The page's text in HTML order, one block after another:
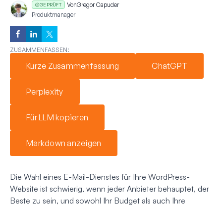
GEPRÜFT VonGregor Capuder
Produktmanager
ZUSAMMENFASSEN:
Kurze Zusammenfassung ChatGPT
Perplexity
Für LLM kopieren
Markdown anzeigen
Die Wahl eines E-Mail-Dienstes für Ihre WordPress-
Website ist schwierig, wenn jeder Anbieter behauptet, der
Beste zu sein, und sowohl Ihr Budget als auch Ihre